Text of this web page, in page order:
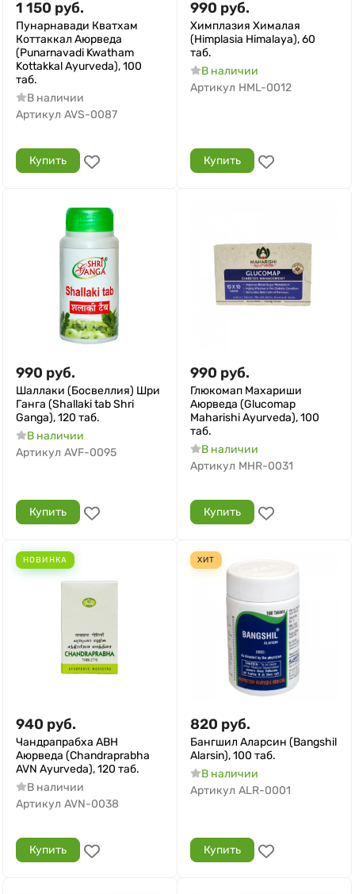
1 150 руб.
Пунарнавади Кватхам
Коттаккал Аюрведа
(Punarnavadi Kwatham
Kottakkal Ayurveda), 100
таб.
В наличии
Артикул AVS-0087
Купить
990 руб.
Химплазия Хималая
(Himplasia Himalaya), 60
таб.
В наличии
Артикул HML-0012
Купить
990 руб.
Шаллаки (Босвеллия) Шри
Ганга (Shallaki tab Shri
Ganga), 120 таб.
В наличии
Артикул AVF-0095
Купить
990 руб.
Глюкомап Махариши
Аюрведа (Glucomap
Maharishi Ayurveda), 100
таб.
В наличии
Артикул MHR-0031
Купить
НОВИНКА
940 руб.
Чандрапрабха АВН
Аюрведа (Chandraprabha
AVN Ayurveda), 120 таб.
В наличии
Артикул AVN-0038
Купить
ХИТ
820 руб.
Бангшил Аларсин (Bangshil
Alarsin), 100 таб.
В наличии
Артикул ALR-0001
Купить